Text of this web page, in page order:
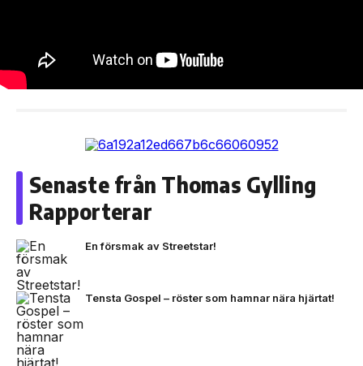
Senaste från Thomas Gylling
Rapporterar
En försmak av Streetstar!
Tensta Gospel – röster som hamnar nära hjärtat!